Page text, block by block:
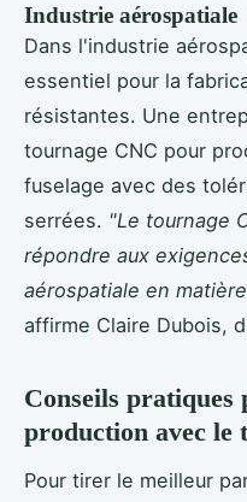
Industrie aérospatiale
Dans l'industrie
essentiel pour la
résistantes. Une
tournage CNC pour
fuselage avec des
serrées. "Le tournage
répondre aux
aérospatiale en
affirme Claire Dubois,
Conseils
production avec le
Pour tirer le meilleur